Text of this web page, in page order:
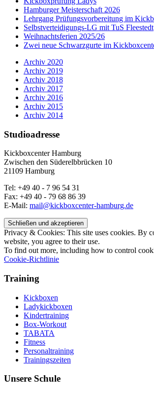
Hamburger Meisterschaft 2026
Lehrgang Prüfungsvorbereitung im
Selbstverteidigungs-LG mit TuS Fleestedt
Weihnachtsferien 2025/26
Zwei neue Schwarzgurte im
Archiv 2020
Archiv 2019
Archiv 2018
Archiv 2017
Archiv 2016
Archiv 2015
Archiv 2014
Studioadresse
Kickboxcenter Hamburg
Zwischen den Süderelbbrücken 10
21109 Hamburg
Tel: +49 40 - 7 96 54 31
Fax: +49 40 - 79 68 86 39
E-Mail: mail@kickboxcenter-hamburg.de
Privacy & Cookies: This site uses cookies. By
website, you agree to their use.
To find out more, including how to control
Cookie-Richtlinie
Training
Kickboxen
Ladykickboxen
Kindertraining
Box-Workout
TABATA
Fitness
Personaltraining
Trainingszeiten
Unsere Schule